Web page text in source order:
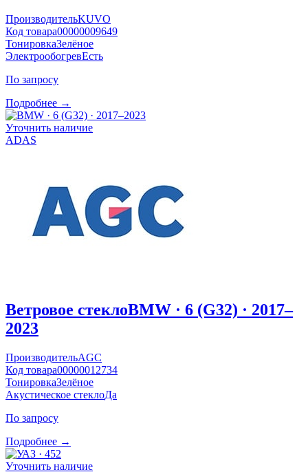
ПроизводительKUVO
Код товара00000009649
ТонировкаЗелёное
ЭлектрообогревЕсть
По запросу
Подробнее →
Уточнить наличие
ADAS
Ветровое стеклоBMW · 6 (G32) · 2017–
2023
ПроизводительAGC
Код товара00000012734
ТонировкаЗелёное
Акустическое стеклоДа
По запросу
Подробнее →
Уточнить наличие